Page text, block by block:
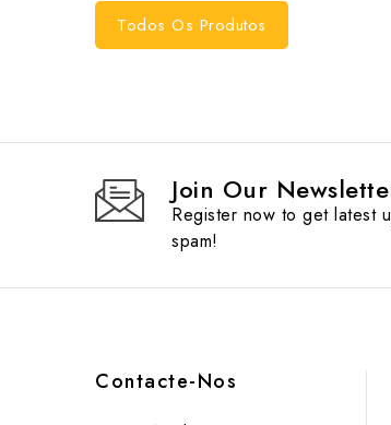
Todos Os Produtos
Join Our
Register now to get latest
spam!
Contacte-Nos